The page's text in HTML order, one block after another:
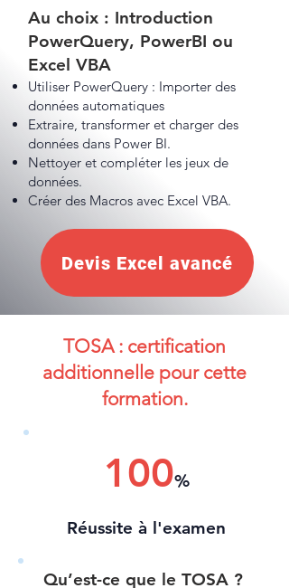
Au choix : Introduction
PowerQuery, PowerBI ou
Excel VBA
Utiliser PowerQuery : Importer des
données automatiques
Extraire, transformer et charger des
données dans Power BI.
Nettoyer et compléter les jeux de
données.
Créer des Macros avec Excel VBA.
Devis Excel avancé
TOSA : certification
additionnelle pour cette
formation.
100%
Réussite à l'examen
Qu’est-ce que le TOSA ?